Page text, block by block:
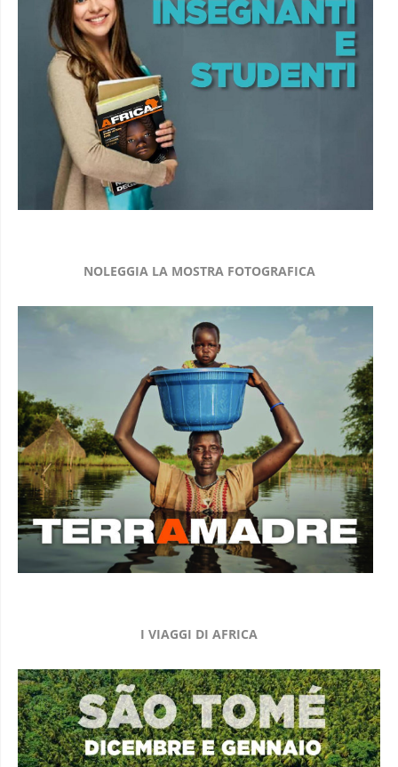
NOLEGGIA LA MOSTRA FOTOGRAFICA
I VIAGGI DI AFRICA